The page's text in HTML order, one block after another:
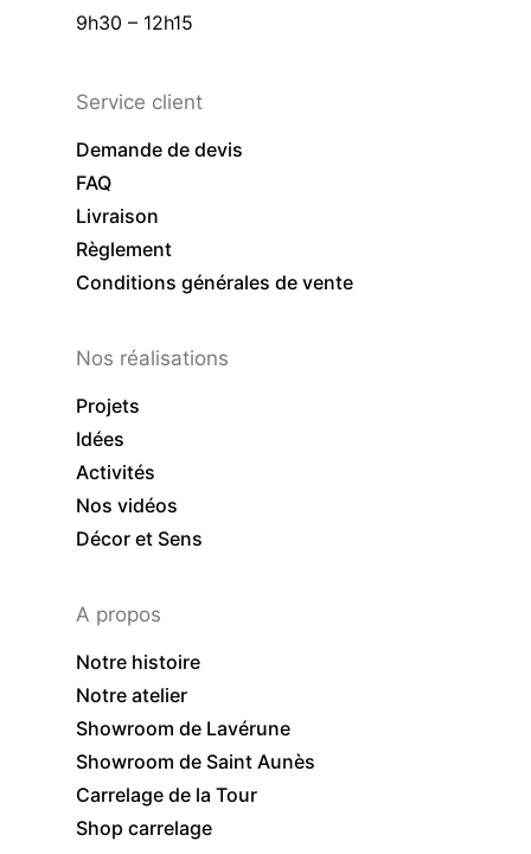
9h30 – 12h15
Service client
Demande de devis
FAQ
Livraison
Règlement
Conditions générales de vente
Nos réalisations
Projets
Idées
Activités
Nos vidéos
Décor et Sens
A propos
Notre histoire
Notre atelier
Showroom de Lavérune
Showroom de Saint Aunès
Carrelage de la Tour
Shop carrelage